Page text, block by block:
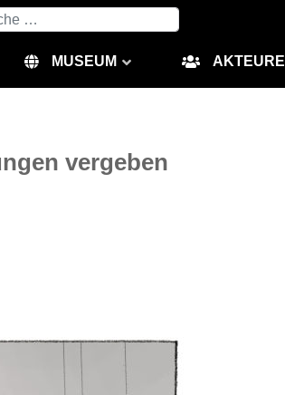
MUSEUM AKTEURE
vergeben